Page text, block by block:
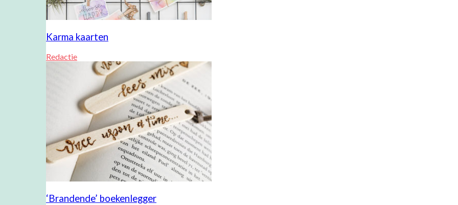
Karma kaarten
Redactie
‘Brandende’ boekenlegger